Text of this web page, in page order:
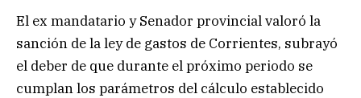
El ex mandatario y Senador provincial valoró la
sanción de la ley de gastos de Corrientes, subrayó
el deber de que durante el próximo periodo se
cumplan los parámetros del cálculo establecido